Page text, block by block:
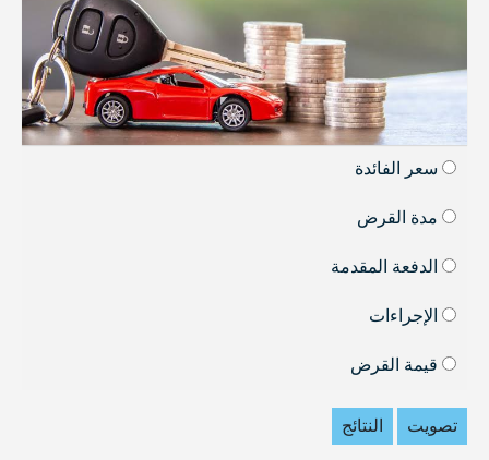
سعر الفائدة
مدة القرض
الدفعة المقدمة
الإجراءات
قيمة القرض
تصويت النتائج